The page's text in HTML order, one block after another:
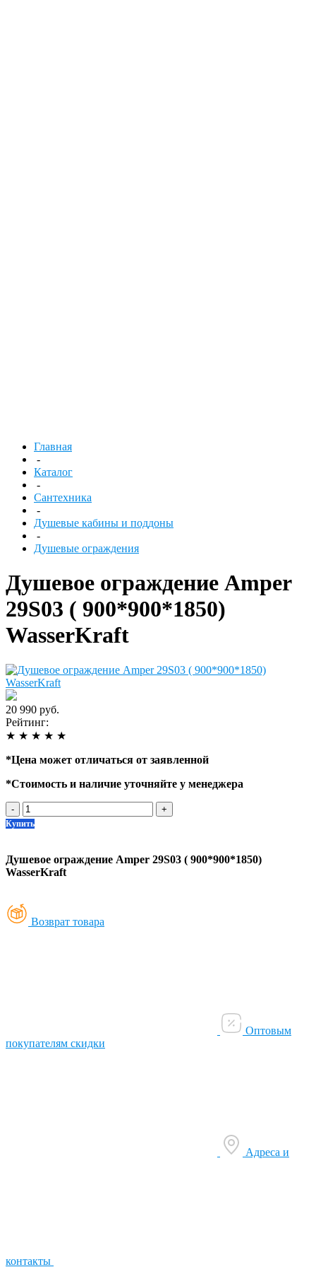
Главная
-
Каталог
-
Сантехника
-
Душевые кабины и поддоны
-
Душевые ограждения
Душевое ограждение Amper
29S03 ( 900*900*1850)
WasserKraft
20 990 руб.
Рейтинг:
★ ★ ★ ★ ★
*Цена может отличаться от заявленной
*Стоимость и наличие уточняйте у менеджера
- +
Купить
Душевое ограждение Amper 29S03 ( 900*900*1850)
WasserKraft
Возврат товара
Оптовым
покупателям скидки
Адреса и
контакты